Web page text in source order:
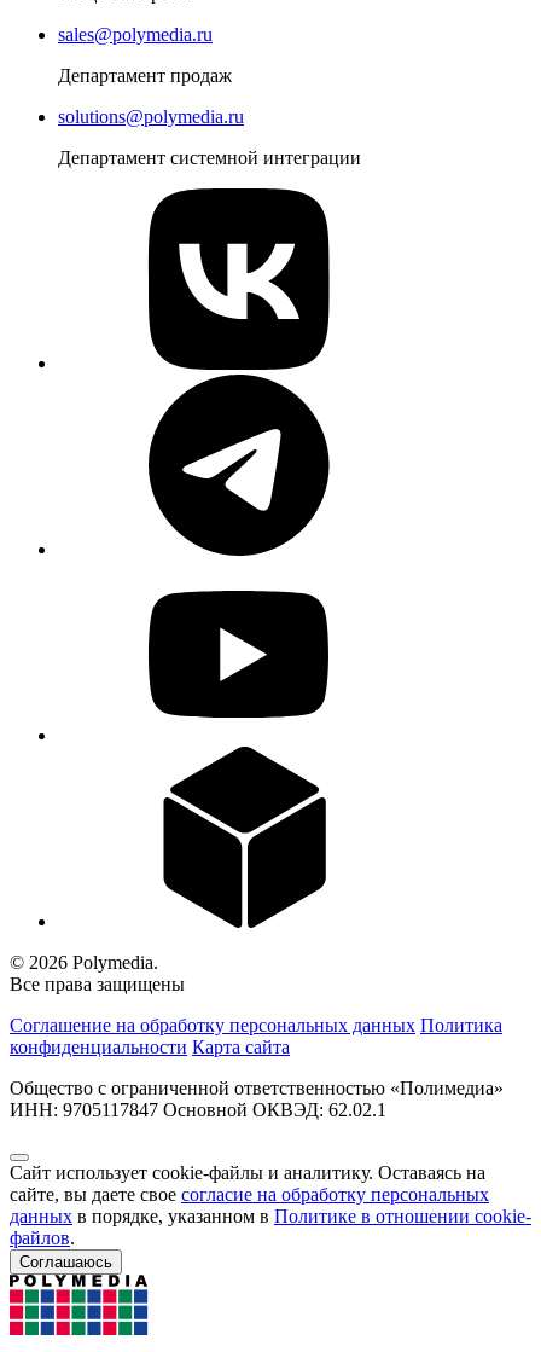
sales@polymedia.ru
Департамент продаж
solutions@polymedia.ru
Департамент системной интеграции
© 2026 Polymedia.
Все права защищены
Соглашение на обработку персональных данных Политика
конфиденциальности Карта сайта
Общество с ограниченной ответственностью «Полимедиа»
ИНН: 9705117847 Основной ОКВЭД: 62.02.1
Сайт использует cookie-файлы и аналитику. Оставаясь на
сайте, вы даете свое согласие на обработку персональных
данных в порядке, указанном в Политике в отношении cookie-
файлов.
Соглашаюсь